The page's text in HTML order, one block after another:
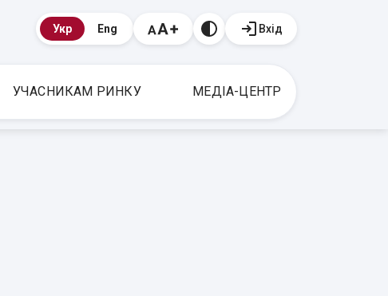
Укр Eng Вхід
УЧАСНИКАМ РИНКУ МЕДІА-ЦЕНТР